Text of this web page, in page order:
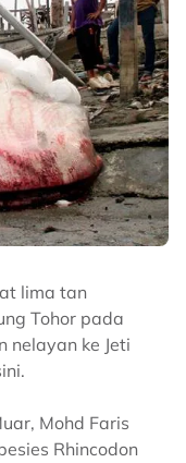
lima tan
Tohor pada
nelayan ke Jeti
Mohd Faris
Rhincodon